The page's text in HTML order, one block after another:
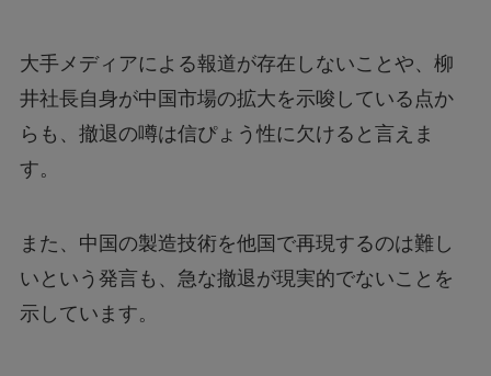
大手メディアによる報道が存在しないことや、柳
井社長自身が中国市場の拡大を示唆している点か
らも、撤退の噂は信ぴょう性に欠けると言えま
す。
また、中国の製造技術を他国で再現するのは難し
いという発言も、急な撤退が現実的でないことを
示しています。